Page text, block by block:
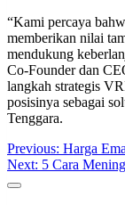
“Kami percaya
memberikan nilai
mendukung
Co-Founder dan
langkah strategis
posisinya sebagai
Tenggara.
Post
navigation
Previous: Harga
Next: 5 Cara